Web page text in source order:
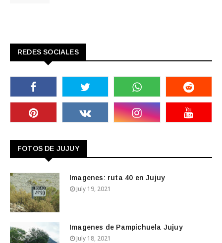
REDES SOCIALES
FOTOS DE JUJUY
Imagenes: ruta 40 en Jujuy
July 19, 2021
Imagenes de Pampichuela Jujuy
July 18, 2021